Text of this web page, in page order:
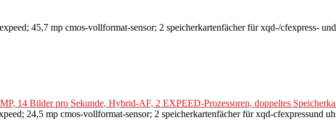
45,7 mp cmos-vollformat-sensor; 2 speicherkartenfächer für xqd-/cfexpress-
14 Bilder pro Sekunde, Hybrid-AF, 2 EXPEED-Prozessoren, doppeltes
24,5 mp cmos-vollformat-sensor; 2 speicherkartenfächer für xqd-cfexpressund